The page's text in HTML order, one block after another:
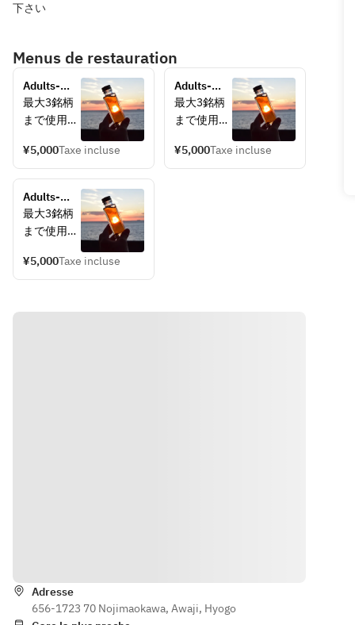
下さい
Menus de restauration
Adults-
Only
Workshop:
Blending
Experience
最大3銘柄
まで使用可
お客様だけ
のオリジナ
ルヴィンテ
ージSakeを
ブレンド
観光の思い
出としてお
ただけます
¥5,000Taxe incluse
Adults-
Only
Workshop:
Blending
Experience
最大3銘柄
まで使用可
お客様だけ
のオリジナ
ただけます
¥5,000Taxe incluse
Adults-
Only
Workshop:
Blending
Experience
最大3銘柄
まで使用可
お客様だけ
のオリジナ
¥5,000Taxe incluse
Adresse
656-1723 70 Nojimaokawa, Awaji, Hyogo